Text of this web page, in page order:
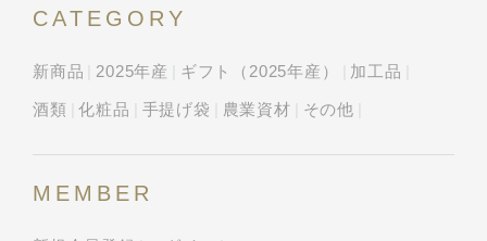
CATEGORY
新商品 2025年産 ギフト（2025年産） 加工品
酒類 化粧品 手提げ袋 農業資材 その他
MEMBER